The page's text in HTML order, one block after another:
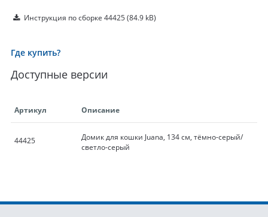
Инструкция по сборке 44425(84.9 kB)
Где купить?
Доступные версии
Артикул Описание
44425
Домик для кошки Juana, 134 см, тёмно-серый/
светло-серый